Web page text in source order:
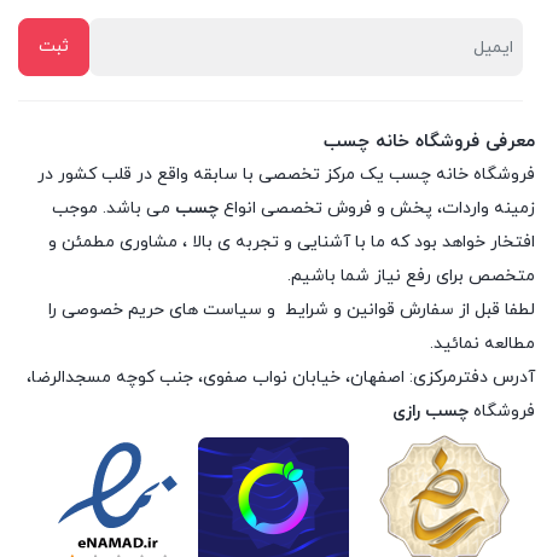
معرفی فروشگاه خانه چسب
فروشگاه خانه چسب یک مرکز تخصصی با سابقه واقع در قلب کشور در
زمینه واردات، پخش و فروش تخصصی انواع چسب می باشد. موجب
افتخار خواهد بود که ما با آشنایی و تجربه ی بالا ، مشاوری مطمئن و
متخصص برای رفع نیاز شما باشیم.
لطفا قبل از سفارش قوانین و شرایط و سیاست های حریم خصوصی را
مطالعه نمائید.
آدرس دفترمرکزی: اصفهان، خیابان نواب صفوی، جنب کوچه مسجدالرضا،
فروشگاه چسب رازی